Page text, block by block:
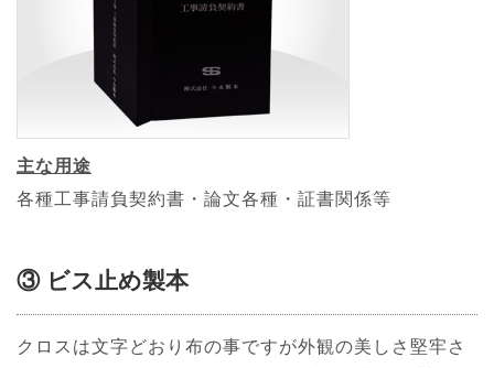
主な用途
各種工事請負契約書・論文各種・証書関係等
③ ビス止め製本
クロスは文字どおり布の事ですが外観の美しさ堅牢さ